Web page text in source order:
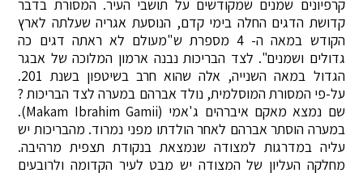
קרפיונים שמנים שמקודשים על תושבי העיר. המסורת בדבר
קדושת הדגים החלה בימי קדם, הנוסעת אגריה שעלתה לארץ
הקודש במאה ה- 4 מספרת ש"מעולם לא ראתה דגים כה
גדולים ושמנים". לצד הבריכות נבנה ארמון המלוכה של אבגר
הגדול במאה השנייה, אלה שהוא חרב בשיטפון בשנת 201.
על-פי המסורת המוסלמית, נולד אברהם במערה לצד הבריכות ?
שם נמצא מאקם איברהים ג'אמי (Makam Ibrahim Gamii).
במערה הוסתר אברהם לאחר הולדתו מפני נמרוד. מהבריכות יש
עליה במדרגות למצודה שנמצאת בנקודת תצפית מרהיבה.
מחלקה העליון של המצודה יש מבט לעיר הקדומה ולרובעים